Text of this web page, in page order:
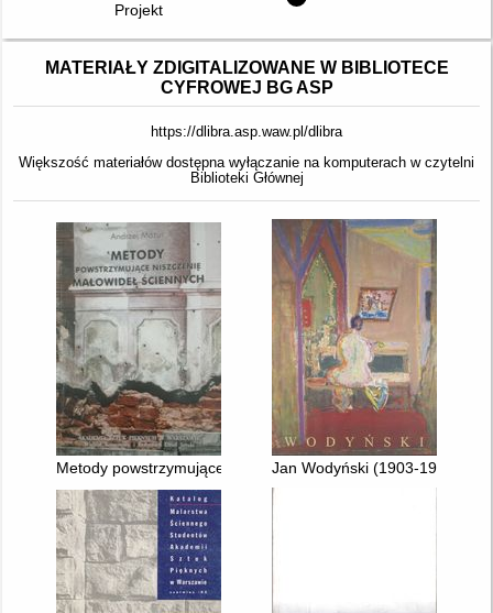
Projekt
MATERIAŁY ZDIGITALIZOWANE W BIBLIOTECE
CYFROWEJ BG ASP
https://dlibra.asp.waw.pl/dlibra
Większość materiałów dostępna wyłączanie na komputerach w czytelni
Biblioteki Głównej
Metody powstrzymujące niszczenie malowideł ściennych
Jan Wodyński (1903-1988) :